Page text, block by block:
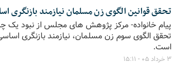
تحقق قوانین الگوی زن مسلمان نیازمند بازنگری
پیام خانواده- مرکز پژوهش های مجلس از نبود یک
تحقق الگوی سوم زن مسلمان، نیازمند بازنگری
است.
۳ خرداد ۰۵ - ۱۵:۱۱